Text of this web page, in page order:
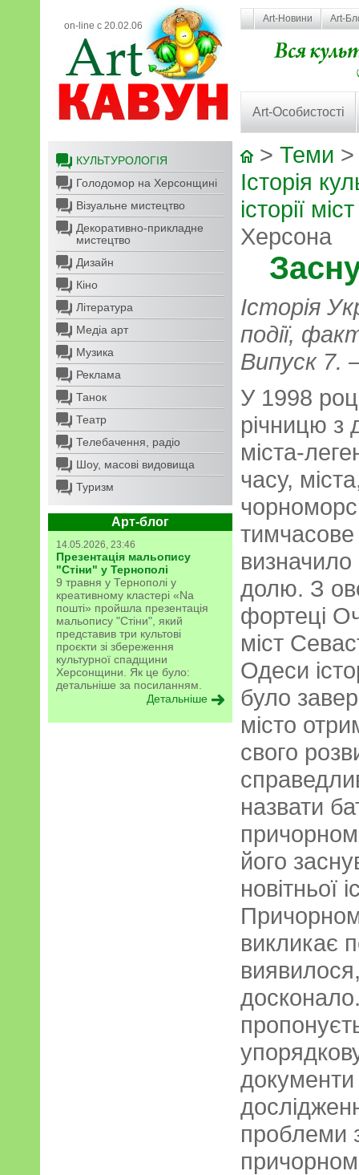
on-line с 20.02.06
Art-Новини Art-
Art-Особистості
КУЛЬТУРОЛОГІЯ
Голодомор на Херсонщині
Візуальне мистецтво
Декоративно-прикладне
мистецтво
Дизайн
Кіно
Література
Медіа арт
Музика
Реклама
Танок
Театр
Телебачення, радіо
Шоу, масові видовища
Туризм
Арт-блог
14.05.2026, 23:46
Презентація мальопису
"Стіни" у Тернополі
9 травня у Тернополі у
креативному кластері «Na
пошті» пройшла презентація
мальопису "Стіни", який
представив три культові
проєкти зі збереження
культурної спадщини
Херсонщини. Як це було:
детальніше за посиланням.
Детальніше
> Теми
Історія
історії
Херсона
Історія
події,
Випуск 7.
У 1998
річницю з
міста-
часу,
долю. З
фортеці
міст
Одеси
було
місто
свого
назвати
його
новітньої
викликає
документи
проблеми